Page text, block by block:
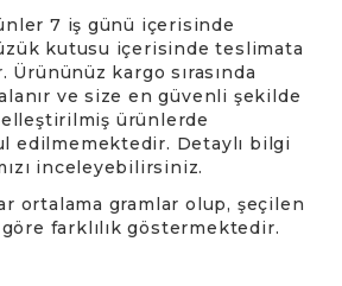
7 iş günü içerisinde
kutusu içerisinde teslimata
Ürününüz kargo sırasında
ve size en güvenli şekilde
ürünlerde
edilmemektedir. Detaylı bilgi
inceleyebilirsiniz.
ortalama gramlar olup, şeçilen
farklılık göstermektedir.